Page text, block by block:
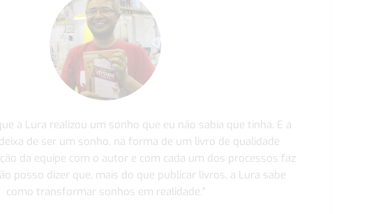
a Lura realizou um sonho que eu não sabia que tinha. E a
de ser um sonho, na forma de um livro de qualidade
da equipe com o autor e com cada um dos processos faz
posso dizer que, mais do que publicar livros, a Lura sabe
como transformar sonhos em realidade."